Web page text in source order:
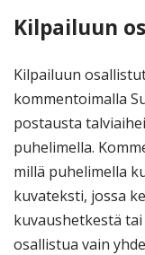
Kilpailuun
Kilpailuun
kommentoimalla
postausta
puhelimella.
millä puhelimella
kuvateksti, jossa
kuvaushetkestä
osallistua vain